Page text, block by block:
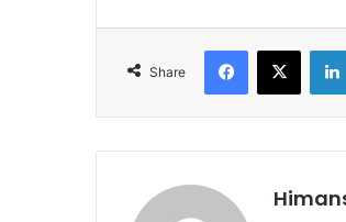
c
e
o
o
k
st
o
d
o
n
ai
l
ar
e
Share